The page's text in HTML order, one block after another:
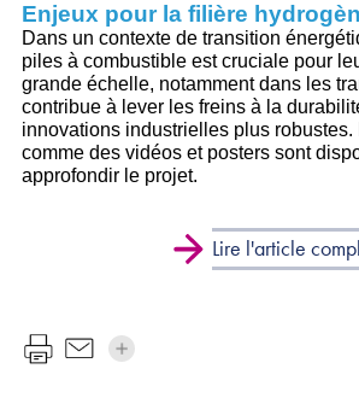
Enjeux pour la filière
Dans un contexte de transition
piles à combustible est cruciale pour
grande échelle, notamment dans les
contribue à lever les freins à la
innovations industrielles plus robustes.
comme des vidéos et posters sont
approfondir le projet.
Lire l'article